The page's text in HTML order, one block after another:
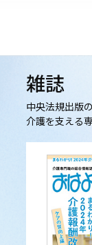
雑誌
中央法規出版
介護を支える